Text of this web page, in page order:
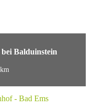
Balduinstein